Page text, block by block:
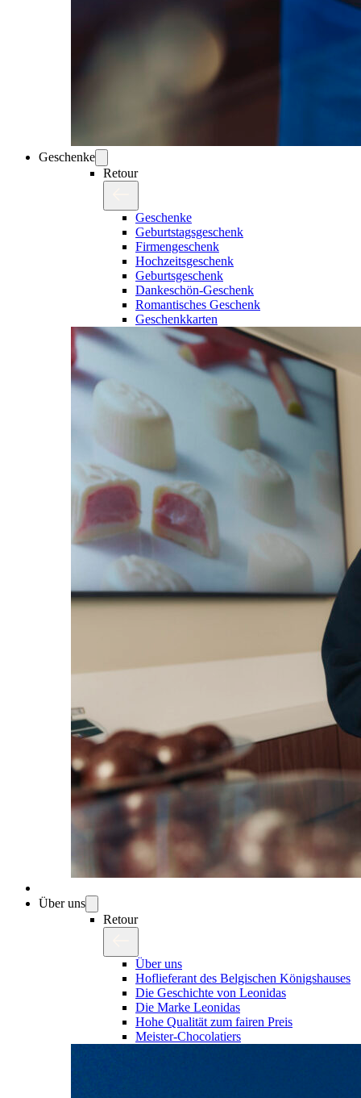
Geschenke
Retour
Geschenke
Geburtstagsgeschenk
Firmengeschenk
Hochzeitsgeschenk
Geburtsgeschenk
Dankeschön-Geschenk
Romantisches Geschenk
Geschenkkarten
Über uns
Retour
Über uns
Hoflieferant des Belgischen Königshauses
Die Geschichte von Leonidas
Die Marke Leonidas
Hohe Qualität zum fairen Preis
Meister-Chocolatiers